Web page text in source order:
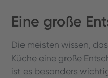
Eine große
Die meisten wissen,
Küche eine große
ist es besonders